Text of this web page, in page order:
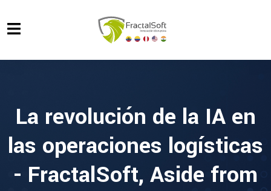
La revolución de la IA en
las operaciones logísticas
- FractalSoft, Aside from